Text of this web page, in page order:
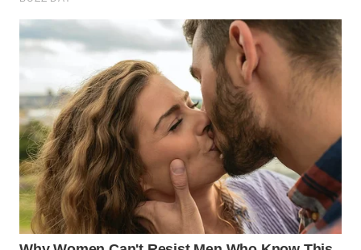
WN
SUMEDANG
CIANJUR
WN
KEPULAUAN
SERIBU
WN
TANGERANG